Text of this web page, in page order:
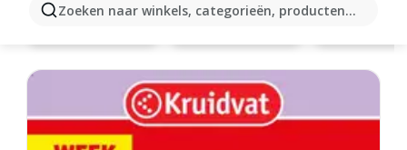
Zoeken naar winkels, categorieën, producten...
Kruidvat